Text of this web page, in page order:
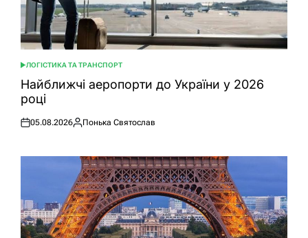
ОПУБЛІКУВАТИ
У
ЛОГІСТИКА ТА ТРАНСПОРТ
Найближчі аеропорти до України у 2026
році
Оприлюднено
05.08.2026
Опубліковано
Понька Святослав